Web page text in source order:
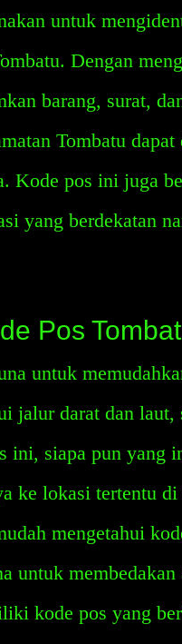
untuk
Dengan
barang, surat,
Tombatu dapat
Kode pos ini juga
yang berdekatan
Pos
untuk
jalur darat dan laut,
ini, siapa pun yang
ke lokasi tertentu
mengetahui
untuk
kode pos yang